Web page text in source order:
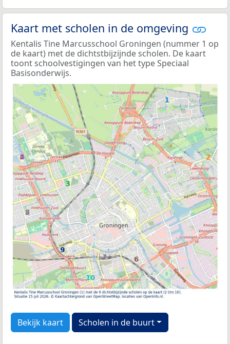
Kaart met scholen in de omgeving
Kentalis Tine Marcusschool Groningen (nummer 1 op
de kaart) met de dichtstbijzijnde scholen. De kaart
toont schoolvestigingen van het type Speciaal
Basisonderwijs.
Bekijk kaart Scholen in de buurt